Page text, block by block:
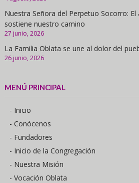
Nuestra Señora del Perpetuo Socorro:
sostiene nuestro camino
27 junio, 2026
La Familia Oblata se une al dolor del
26 junio, 2026
MENÚ PRINCIPAL
- Inicio
- Conócenos
- Fundadores
- Inicio de la Congregación
- Nuestra Misión
- Vocación Oblata